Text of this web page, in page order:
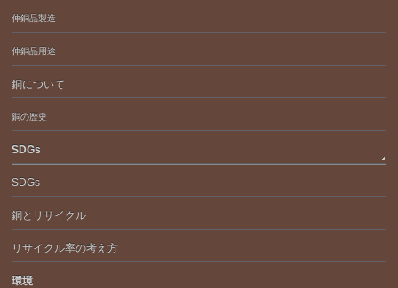
伸銅品製造
伸銅品用途
銅について
銅の歴史
SDGs
SDGs
銅とリサイクル
リサイクル率の考え方
環境